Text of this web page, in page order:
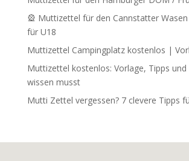
🎡 Muttizettel für den Cannstatter Wasen
für U18
Muttizettel Campingplatz kostenlos |
Muttizettel kostenlos: Vorlage, Tipps und
wissen musst
Mutti Zettel vergessen? 7 clevere Tipps